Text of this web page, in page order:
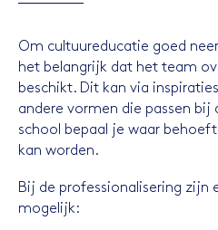
Om cultuureducatie goed
het belangrijk dat het team
beschikt. Dit kan via
andere vormen die passen bij
school bepaal je waar
kan worden.
Bij de professionalisering zijn
mogelijk: